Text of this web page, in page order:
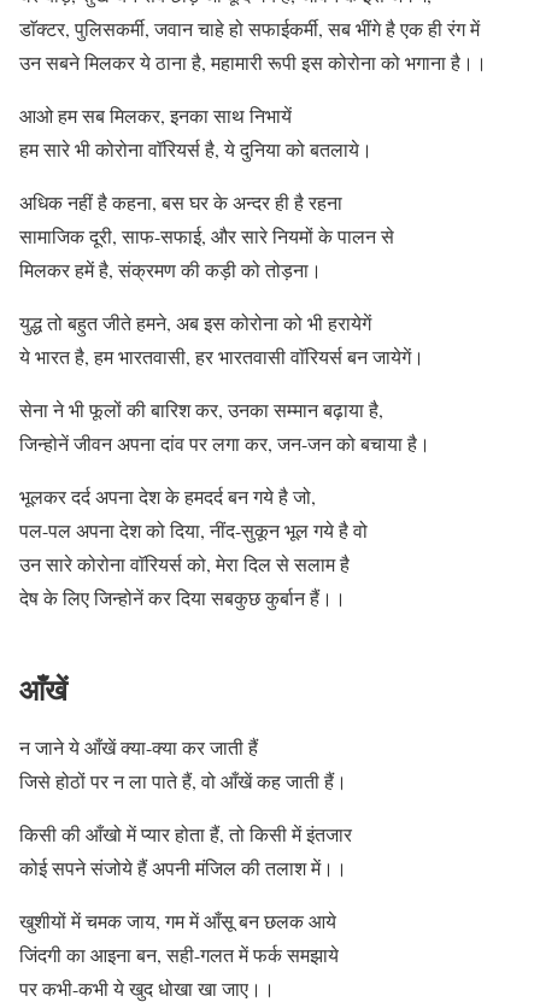
डाॅक्टर, पुलिसकर्मी, जवान चाहे हो सफाईकर्मी, सब भींगे है एक ही रंग में
उन सबने मिलकर ये ठाना है, महामारी रूपी इस कोरोना को भगाना है।।
आओ हम सब मिलकर, इनका साथ निभायें
हम सारे भी कोरोना वाॅरियर्स है, ये दुनिया को बतलाये।
अधिक नहीं है कहना, बस घर के अन्दर ही है रहना
सामाजिक दूरी, साफ-सफाई, और सारे नियमों के पालन से
मिलकर हमें है, संक्रमण की कड़ी को तोड़ना।
युद्ध तो बहुत जीते हमने, अब इस कोरोना को भी हरायेगें
ये भारत है, हम भारतवासी, हर भारतवासी वाॅरियर्स बन जायेगें।
सेना ने भी फूलों की बारिश कर, उनका सम्मान बढ़ाया है,
जिन्होनें जीवन अपना दांव पर लगा कर, जन-जन को बचाया है।
भूलकर दर्द अपना देश के हमदर्द बन गये है जो,
पल-पल अपना देश को दिया, नींद-सुकून भूल गये है वो
उन सारे कोरोना वाॅरियर्स को, मेरा दिल से सलाम है
देष के लिए जिन्होनें कर दिया सबकुछ कुर्बान हैं।।
आँखें
न जाने ये आँखें क्या-क्या कर जाती हैं
जिसे होठों पर न ला पाते हैं, वो आँखें कह जाती हैं।
किसी की आँखो में प्यार होता हैं, तो किसी में इंतजार
कोई सपने संजोये हैं अपनी मंजिल की तलाश में।।
खुशीयों में चमक जाय, गम में आँसू बन छलक आये
जिंदगी का आइना बन, सही-गलत में फर्क समझाये
पर कभी-कभी ये खुद धोखा खा जाए।।